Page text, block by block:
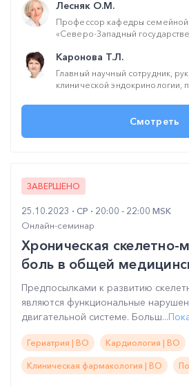
Лесняк О.М.
Профессор кафедры
«Северо-Западный
Каронова Т.Л.
Главный научный сотрудник,
клинической эндокринологии,
Смотреть
ЗАВЕРШЕНО
25.10.2023 СР 20:00 - 22:00 MSK
Онлайн-семинар
Хроническая
боль в общей
Предпосылками к развитию
являются функциональные
двигательной системе. Больш...
Гериатрия | ВО Кардиология | ВО
Клиническая фармакология | ВО